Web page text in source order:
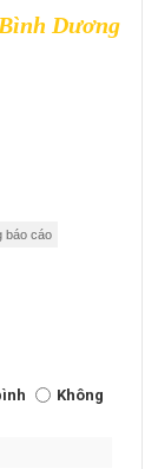
Dương
báo cáo
Không